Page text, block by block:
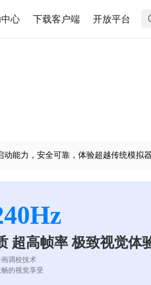
心 下载客户端 开放平台
能力，安全可靠，体验超越传统模拟器
超高帧率 极致视觉体
调校技术
的视觉享受